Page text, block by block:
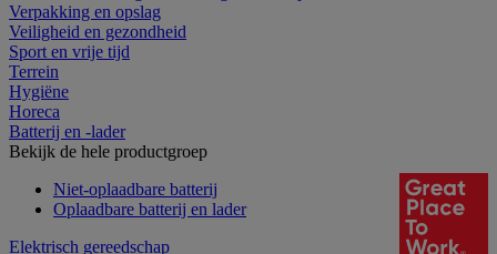
Verpakking en opslag
Veiligheid en gezondheid
Sport en vrije tijd
Terrein
Hygiëne
Horeca
Batterij en -lader
Bekijk de hele productgroep
Niet-oplaadbare batterij
Oplaadbare batterij en lader
Elektrisch gereedschap